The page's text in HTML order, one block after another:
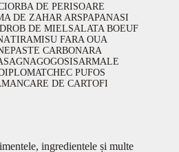
DE PERISOARE
DE ZAHAR ARSPAPANASI
DROB DE MIELSALATA BOEUF
TIRAMISU FARA OUA
PASTE CARBONARA
GOGOSISARMALE
CHEC PUFOS
MANCARE DE CARTOFI
ingredientele și multe